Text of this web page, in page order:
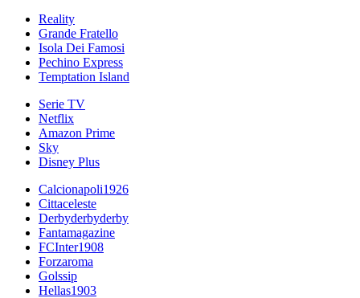
Reality
Grande Fratello
Isola Dei Famosi
Pechino Express
Temptation Island
Serie TV
Netflix
Amazon Prime
Sky
Disney Plus
Calcionapoli1926
Cittaceleste
Derbyderbyderby
Fantamagazine
FCInter1908
Forzaroma
Golssip
Hellas1903